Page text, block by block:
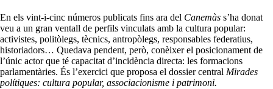
En els vint-i-cinc números publicats fins ara del Canemàs s’ha donat
veu a un gran ventall de perfils vinculats amb la cultura popular:
activistes, politòlegs, tècnics, antropòlegs, responsables federatius,
historiadors… Quedava pendent, però, conèixer el posicionament de
l’únic actor que té capacitat d’incidència directa: les formacions
parlamentàries. És l’exercici que proposa el dossier central Mirades
polítiques: cultura popular, associacionisme i patrimoni.